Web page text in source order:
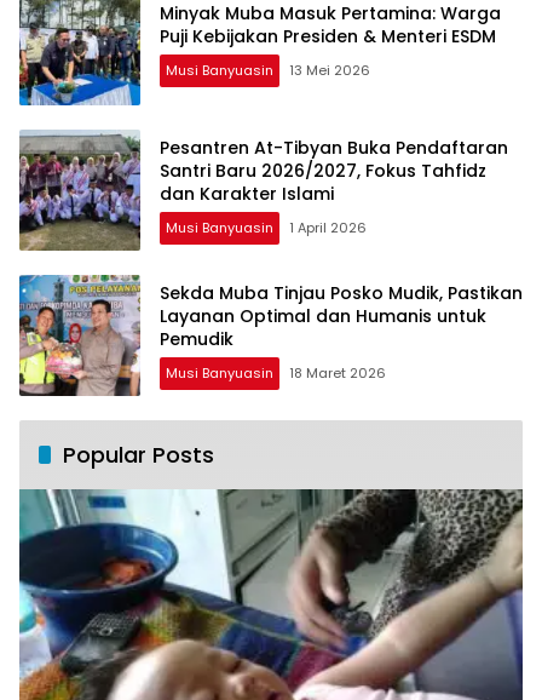
Minyak Muba Masuk Pertamina: Warga
Puji Kebijakan Presiden & Menteri ESDM
Musi Banyuasin 13 Mei 2026
Pesantren At-Tibyan Buka Pendaftaran
Santri Baru 2026/2027, Fokus Tahfidz
dan Karakter Islami
Musi Banyuasin 1 April 2026
Sekda Muba Tinjau Posko Mudik, Pastikan
Layanan Optimal dan Humanis untuk
Pemudik
Musi Banyuasin 18 Maret 2026
Popular Posts